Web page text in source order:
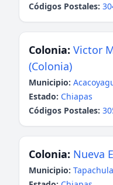
Códigos Postales:
Colonia: Victor
(Colonia)
Municipio:
Estado: Chiapas
Códigos Postales:
Colonia: Nueva
Municipio: Tapachula